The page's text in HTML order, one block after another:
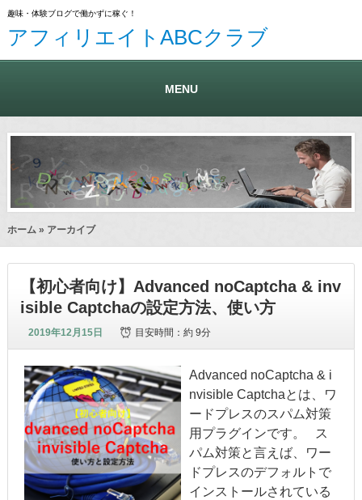
趣味・体験ブログで働かずに稼ぐ！
アフィリエイトABCクラブ
MENU
ホーム » アーカイブ
【初心者向け】Advanced noCaptcha & inv
isible Captchaの設定方法、使い方
2019年12月15日 目安時間：約 9分
Advanced noCaptcha & i
nvisible Captchaとは、ワ
ードプレスのスパム対策
用プラグインです。 ス
パム対策と言えば、ワー
ドプレスのデフォルトで
インストールされている